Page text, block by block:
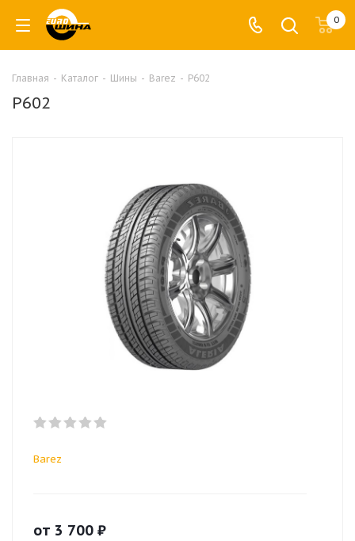
0
Главная - Каталог - Шины - Barez - Р602
Р602
Barez
от 3 700 ₽